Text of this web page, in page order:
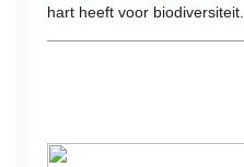
hart heeft voor biodiversiteit.